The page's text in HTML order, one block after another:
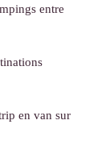
entre
en van sur